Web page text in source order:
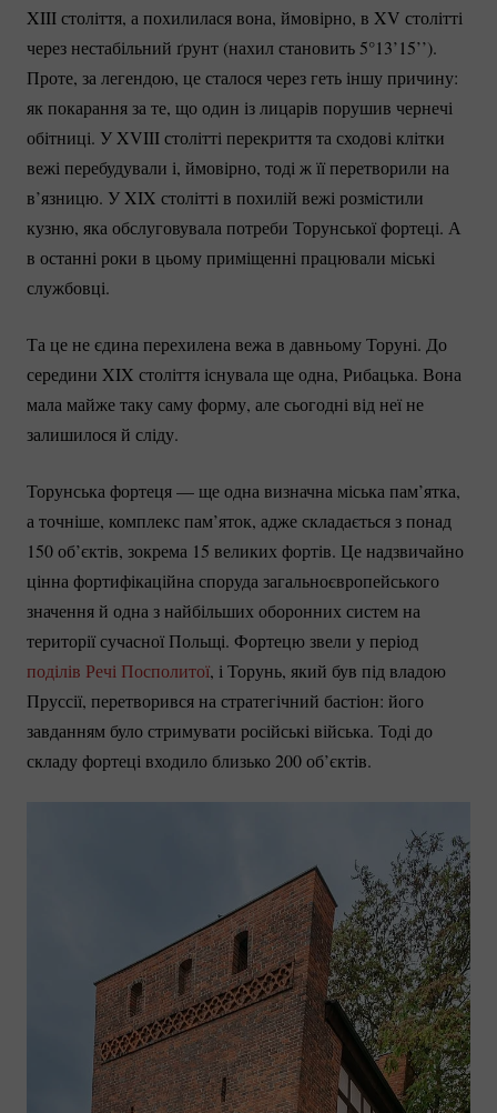
XIII століття, а похилилася вона, ймовірно, в XV столітті
через нестабільний ґрунт (нахил становить 5°13’15’’).
Проте, за легендою, це сталося через геть іншу причину:
як покарання за те, що один із лицарів порушив чернечі
обітниці. У XVIII столітті перекриття та сходові клітки
вежі перебудували і, ймовірно, тоді ж її перетворили на
в’язницю. У XIX столітті в похилій вежі розмістили
кузню, яка обслуговувала потреби Торунської фортеці. А
в останні роки в цьому приміщенні працювали міські
службовці.
Та це не єдина перехилена вежа в давньому Торуні. До
середини XIX століття існувала ще одна, Рибацька. Вона
мала майже таку саму форму, але сьогодні від неї не
залишилося й сліду.
Торунська фортеця — ще одна визначна міська пам’ятка,
а точніше, комплекс пам’яток, адже складається з понад
150 об’єктів, зокрема 15 великих фортів. Це надзвичайно
цінна фортифікаційна споруда загальноєвропейського
значення й одна з найбільших оборонних систем на
території сучасної Польщі. Фортецю звели у період
поділів Речі Посполитої, і Торунь, який був під владою
Пруссії, перетворився на стратегічний бастіон: його
завданням було стримувати російські війська. Тоді до
складу фортеці входило близько 200 об’єктів.